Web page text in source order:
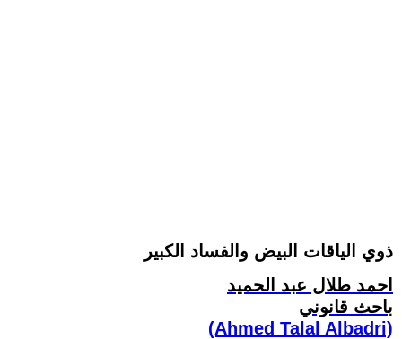
ذوي الياقات البيض والفساد الكبير
احمد طلال عبد الحميد
باحث قانوني
(Ahmed Talal Albadri)